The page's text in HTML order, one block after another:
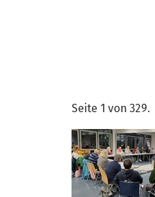
Seite 1 von 329.